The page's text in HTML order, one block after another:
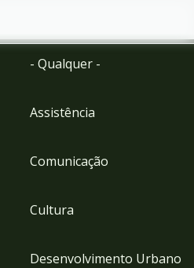
- Qualquer -
Assistência
Comunicação
Cultura
Desenvolvimento Urbano